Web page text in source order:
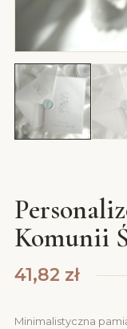
Komunii
41,82 zł
Minimalistyczna